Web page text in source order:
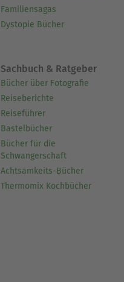
Familiensagas
Dystopie Bücher
Sachbuch & Ratgeber
Bücher über Fotografie
Reiseberichte
Reiseführer
Bastelbücher
Bücher für die
Schwangerschaft
Achtsamkeits-Bücher
Thermomix Kochbücher